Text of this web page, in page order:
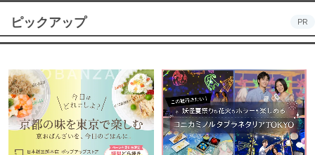
ピックアップ PR